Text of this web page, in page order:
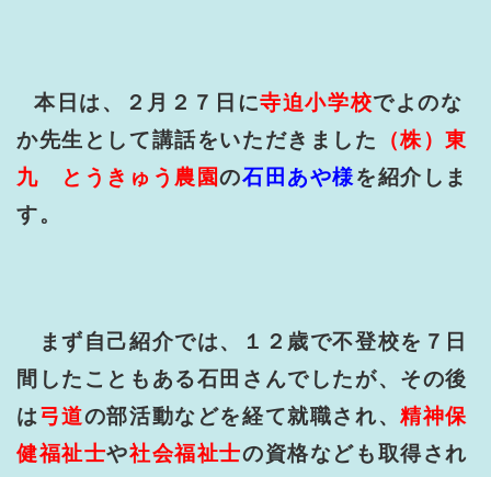
本日は、２月２７日に寺迫小学校でよのな
か先生として講話をいただきました
（株）東
九 とうきゅう農園の石田あや様を紹介しま
す。
まず自己紹介では、１２歳で不登校を７日
間したこともある石田さんでしたが、その後
は弓道の部活動などを経て就職され、精神保
健福祉士や社会福祉士の資格なども取得され